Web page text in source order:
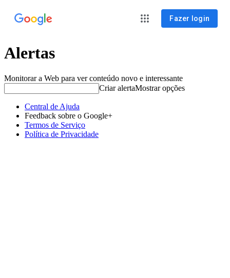
Fazer login
Alertas
Monitorar a Web para ver conteúdo novo e interessante
Criar alertaMostrar opções
Central de Ajuda
Feedback sobre o Google+
Termos de Serviço
Política de Privacidade